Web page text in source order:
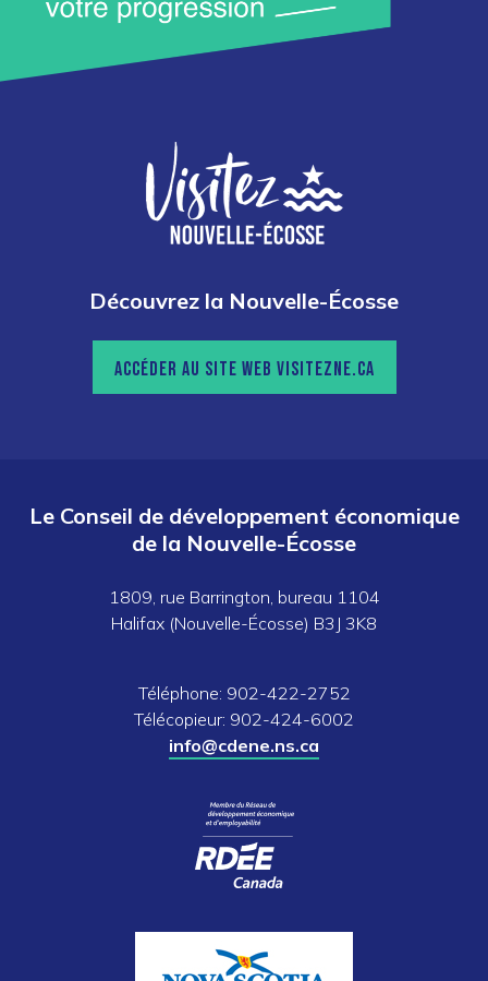
Découvrez la Nouvelle-Écosse
ACCÉDER AU SITE WEB VISITEZNE.CA
Le Conseil de développement économique
de la Nouvelle-Écosse
1809, rue Barrington, bureau 1104
Halifax (Nouvelle-Écosse) B3J 3K8
Téléphone: 902-422-2752
Télécopieur: 902-424-6002
info@cdene.ns.ca